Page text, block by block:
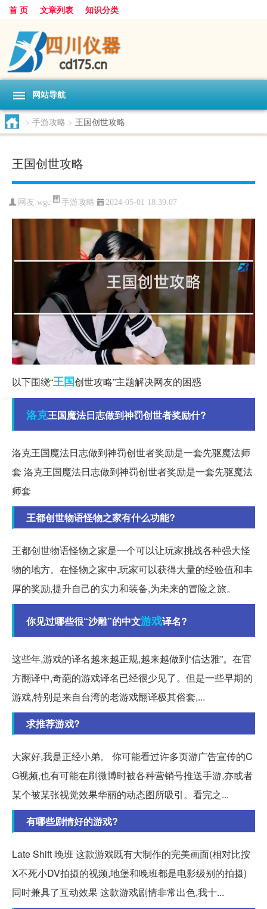
首 页 文章列表 知识分类
网站导航
> 手游攻略 > 王国创世攻略
王国创世攻略
网友:wgc 手游攻略 2024-05-01 18:39:07
以下围绕“王国创世攻略”主题解决网友的困惑
洛克王国魔法日志做到神罚创世者奖励什?
洛克王国魔法日志做到神罚创世者奖励是一套先驱魔法师
套 洛克王国魔法日志做到神罚创世者奖励是一套先驱魔法
师套
王都创世物语怪物之家有什么功能?
王都创世物语怪物之家是一个可以让玩家挑战各种强大怪
物的地方。在怪物之家中,玩家可以获得大量的经验值和丰
厚的奖励,提升自己的实力和装备,为未来的冒险之旅。
你见过哪些很“沙雕”的中文游戏译名?
这些年,游戏的译名越来越正规,越来越做到“信达雅”。在官
方翻译中,奇葩的游戏译名已经很少见了。但是一些早期的
游戏,特别是来自台湾的老游戏翻译极其俗套,...
求推荐游戏?
大家好,我是正经小弟。 你可能看过许多页游广告宣传的C
G视频,也有可能在刷微博时被各种营销号推送手游,亦或者
某个被某张视觉效果华丽的动态图所吸引。看完之...
有哪些剧情好的游戏?
Late Shift 晚班 这款游戏既有大制作的完美画面(相对比按
X不死小DV拍摄的视频,地堡和晚班都是电影级别的拍摄)
同时兼具了互动效果 这款游戏剧情非常出色,我十...